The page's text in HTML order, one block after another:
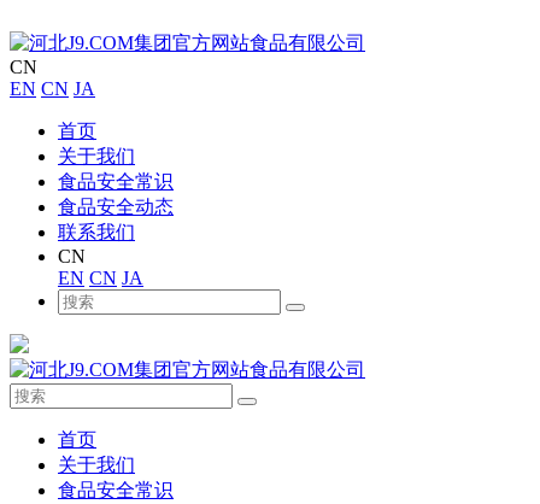
CN
EN CN JA
首页
关于我们
食品安全常识
食品安全动态
联系我们
CN
EN CN JA
首页
关于我们
食品安全常识